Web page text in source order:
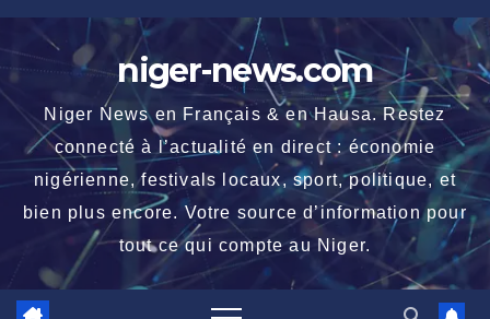
Skip
to
content
niger-news.com
Niger News en Français & en Hausa. Restez
connecté à l’actualité en direct : économie
nigérienne, festivals locaux, sport, politique, et
bien plus encore. Votre source d’information pour
tout ce qui compte au Niger.